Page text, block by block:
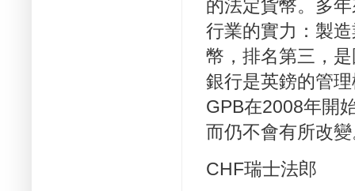
的法定貨幣。多
行業的實力：製
幣，排名第三，
銀行是英鎊的管
GPB在2008年開
而仍不會有所改
CHF瑞士法郎